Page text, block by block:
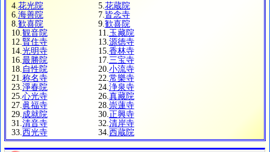
4. 花光院 5. 花蔵院
6. 海善院 7. 皆念寺
8. 歓喜院 9. 歓喜院
10. 観音院 11. 玉藏院
12. 賢住寺 13. 源徳寺
14. 光明寺 15. 香林寺
16. 最勝院 17. 三宝寺
18. 自性院 20. 小流寺
21. 称名寺 22. 常樂寺
23. 淨春院 24. 浄泉寺
25. 心光寺 26. 真藏院
27. 眞福寺 28. 崇蓮寺
29. 成就院 30. 正興寺
31. 清音寺 32. 清岸寺
33. 西光寺 34. 西蔵院